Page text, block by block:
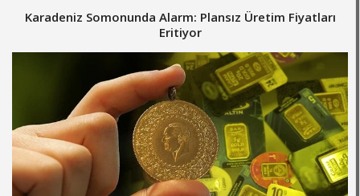
Karadeniz Somonunda Alarm: Plansız Üretim Fiyatları
Eritiyor